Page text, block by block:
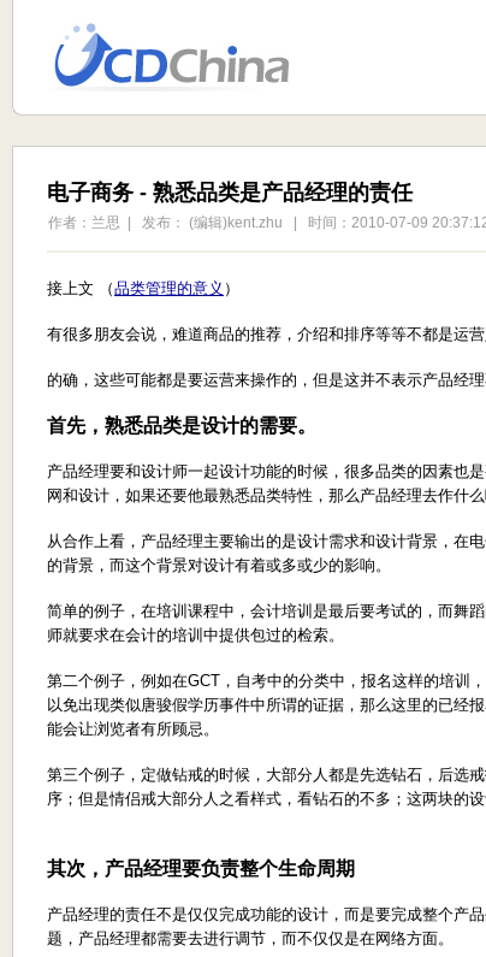
电子商务 - 熟悉品类是产品经理的责任
作者：兰思 | 发布： (编辑)kent.zhu | 时间：2010-07-09
接上文 （品类管理的意义 ）
有很多朋友会说，难道商品的推荐，介绍和排序等等不都是运
的确，这些可能都是要运营来操作的，但是这并不表示产品经理
首先，熟悉品类是设计的需要。
产品经理要和设计师一起设计功能的时候，很多品类的因素也
网和设计，如果还要他最熟悉品类特性，那么产品经理去作什
从合作上看，产品经理主要输出的是设计需求和设计背景，在
的背景，而这个背景对设计有着或多或少的影响。
简单的例子，在培训课程中，会计培训是最后要考试的，而舞
师就要求在会计的培训中提供包过的检索。
第二个例子，例如在GCT，自考中的分类中，报名这样的培训
以免出现类似唐骏假学历事件中所谓的证据，那么这里的已经
能会让浏览者有所顾忌。
第三个例子，定做钻戒的时候，大部分人都是先选钻石，后选
序；但是情侣戒大部分人之看样式，看钻石的不多；这两块的设
其次，产品经理要负责整个生命周期
产品经理的责任不是仅仅完成功能的设计，而是要完成整个产
题，产品经理都需要去进行调节，而不仅仅是在网络方面。